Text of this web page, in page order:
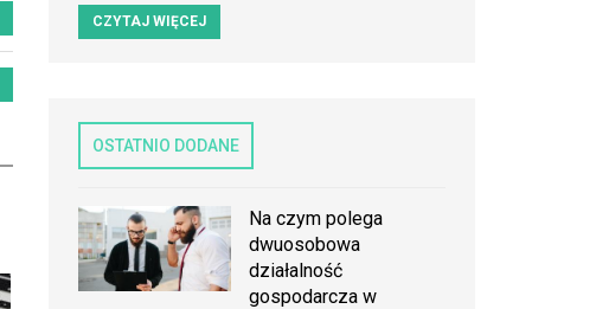
CZYTAJ WIĘCEJ
OSTATNIO DODANE
Na czym polega
dwuosobowa
działalność
gospodarcza w